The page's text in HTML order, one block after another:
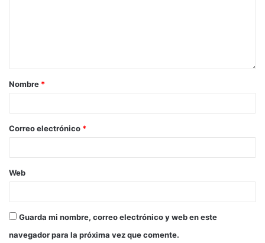
Nombre *
Correo electrónico *
Web
Guarda mi nombre, correo electrónico y web en este
navegador para la próxima vez que comente.